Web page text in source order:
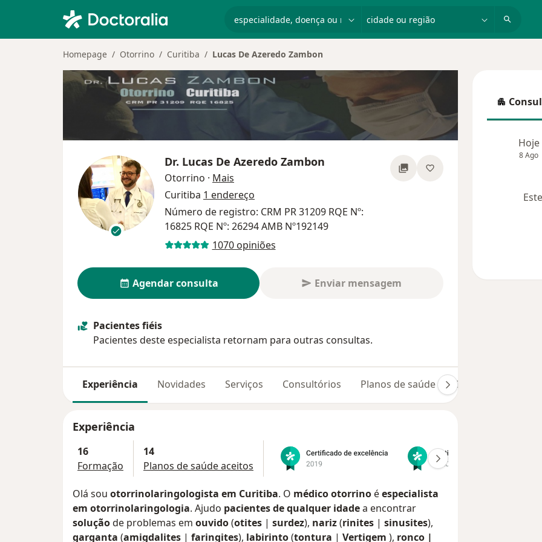
Homepage Otorrino Curitiba Lucas De Azeredo Zambon
Dr. Lucas De Azeredo Zambon
Otorrino · Mais
Curitiba 1 endereço
Número de registro: CRM PR 31209 RQE Nº:
16825 RQE Nº: 26294 AMB Nº192149
1070 opiniões
Agendar consulta Enviar mensagem
Pacientes fiéis
Pacientes deste especialista retornam para outras consultas.
Experiência Novidades Serviços Consultórios Planos de saúde Opiniões (1070)
Experiência
16
Formação
14
Planos de saúde aceitos
Olá sou otorrinolaringologista em Curitiba. O médicootorrino éespecialista
em otorrinolaringologia . Ajudo pacientes de qualquer idadea encontrar
soluçãode problemas em ouvido(otites | surdez), nariz(rinites | sinusites),
garganta (amigdalites | faringites), labirinto(tontura | Vertigem ), ronco |
Hoje
8 Ago